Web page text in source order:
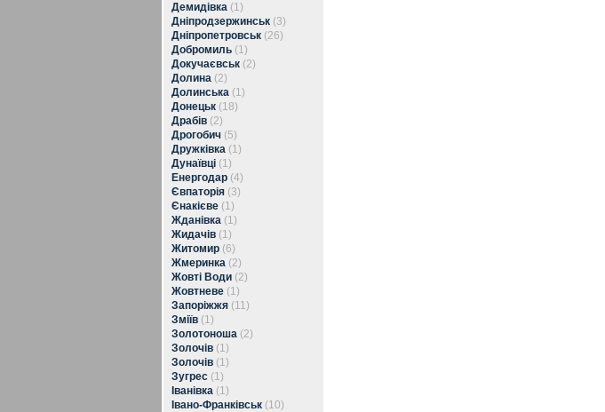
Демидівка (1)
Дніпродзержинськ (3)
Дніпропетровськ (26)
Добромиль (1)
Докучаєвськ (2)
Долина (2)
Долинська (1)
Донецьк (18)
Драбів (2)
Дрогобич (5)
Дружківка (1)
Дунаївці (1)
Енергодар (4)
Євпаторія (3)
Єнакієве (1)
Жданівка (1)
Жидачів (1)
Житомир (6)
Жмеринка (2)
Жовті Води (2)
Жовтневе (1)
Запоріжжя (11)
Зміїв (1)
Золотоноша (2)
Золочів (1)
Золочів (1)
Зугрес (1)
Іванівка (1)
Івано-Франківськ (10)